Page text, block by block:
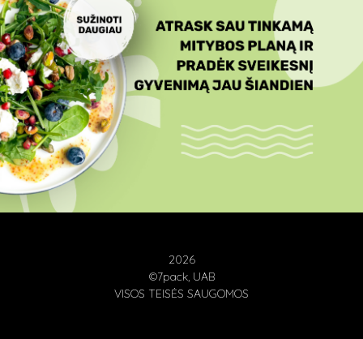
2026
©7pack, UAB
VISOS TEISĖS SAUGOMOS